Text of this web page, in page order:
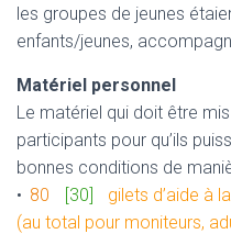
les groupes de jeunes
enfants/jeunes,
Matériel personnel
Le matériel qui doit être
participants pour qu’ils
bonnes conditions de
• 80 [30]
gilets d’aide à
(au total pour moniteurs,